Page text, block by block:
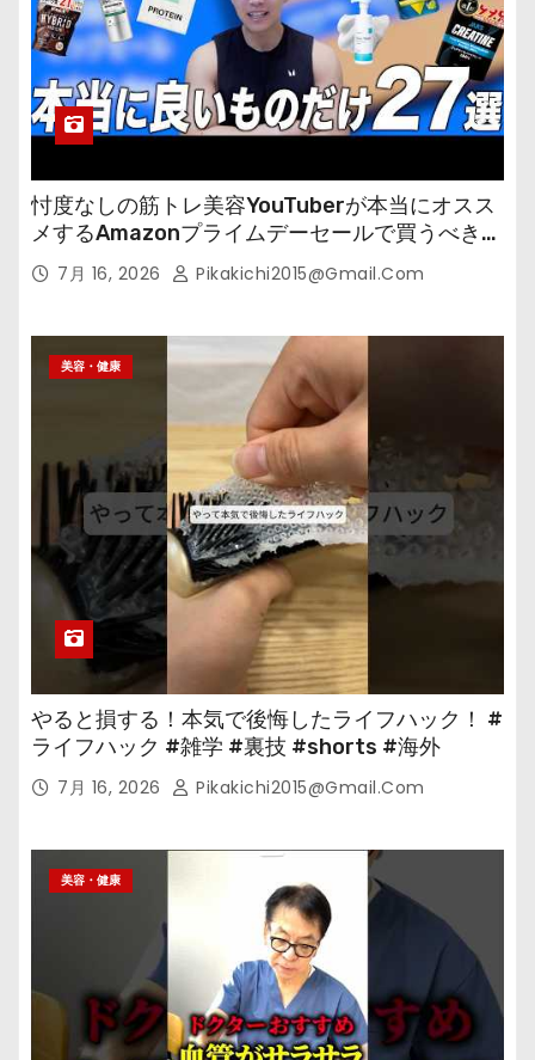
忖度なしの筋トレ美容YouTuberが本当にオスス
メするAmazonプライムデーセールで買うべきも
の 7月 16, 2026 Pikakichi2015@gmail.com
美容・健康
やると損する！本気で後悔したライフハック！ #
ライフハック #雑学 #裏技 #shorts #海外
7月 16, 2026 Pikakichi2015@gmail.com
美容・健康